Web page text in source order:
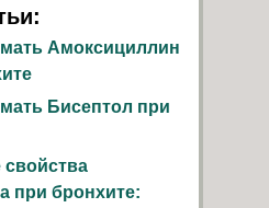
Амоксициллин
Бисептол при
при бронхите: